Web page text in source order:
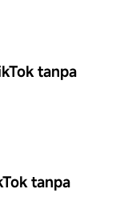
tanpa
tanpa